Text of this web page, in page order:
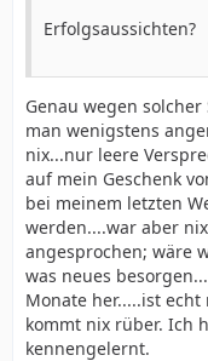
Erfolgsaussichten?
Genau wegen
man wenigstens
nix...nur leere
auf mein Geschenk
bei meinem letzten
werden....war aber
angesprochen; wäre
was neues
Monate her.....ist
kommt nix rüber. Ich
kennengelernt.